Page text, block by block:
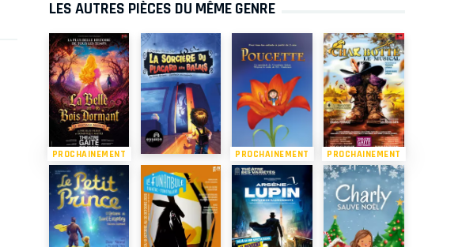
LES AUTRES PIÈCES DU MÊME GENRE
PROCHAINEMENT PROCHAINEMENT PROCHAINEMENT